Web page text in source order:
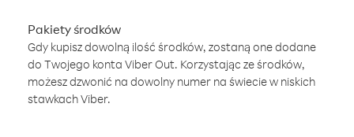
Pakiety środków
Gdy kupisz dowolną ilość środków, zostaną one dodane
do Twojego konta Viber Out. Korzystając ze środków,
możesz dzwonić na dowolny numer na świecie w niskich
stawkach Viber.